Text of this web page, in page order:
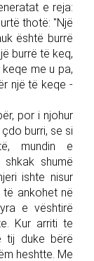
e reja:
thotë: "Një
është burrë
burrë të keq,
me u pa,
një të keqe -
por i njohur
burri, se si
mundin e
shumë
ishte nisur
të ankohet në
e vështirë
Kur arriti te
tij duke bërë
heshtte. Me